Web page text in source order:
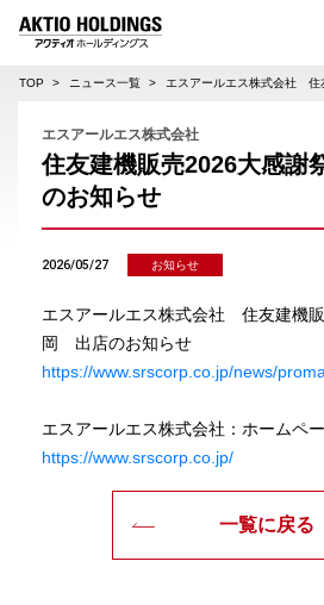
TOP ニュース一覧 エスアールエス株式会社 住友建機
エスアールエス株式会社
住友建機販売2026大感
のお知らせ
2026/05/27 お知らせ
エスアールエス株式会社 住友建機
岡 出店のお知らせ
https://www.srscorp.co.jp/news/
エスアールエス株式会社：ホームペ
https://www.srscorp.co.jp/
一覧に戻る